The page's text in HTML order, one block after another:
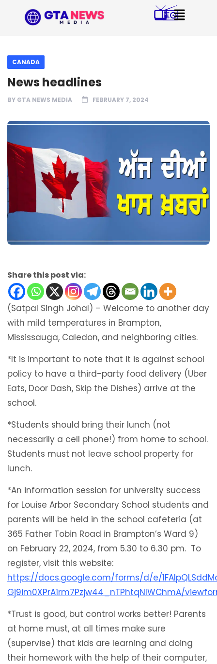
CANADA
News headlines
BY GTA NEWS MEDIA FEBRUARY 7, 2024
Share this post via:
(Satpal Singh Johal) – Welcome to another day
with mild temperatures in Brampton,
Mississauga, Caledon, and neighboring cities.
*It is important to note that it is against school
policy to have a third-party food delivery (Uber
Eats, Door Dash, Skip the Dishes) arrive at the
school.
*Students should bring their lunch (not
necessarily a cell phone!) from home to school.
Students must not leave school property for
lunch.
*An information session for university success
for Louise Arbor Secondary School students and
parents will be held in the school cafeteria (at
365 Father Tobin Road in Brampton’s Ward 9)
on February 22, 2024, from 5.30 to 6.30 pm. To
register, visit this website:
https://docs.google.com/forms/d/e/
Gj9im0XPrA1rm7Pzjw44_nTPhtqNIWChmA/
*Trust is good, but control works better! Parents
at home must, at all times make sure
(supervise) that kids are learning and doing
their homework with the help of their computer,